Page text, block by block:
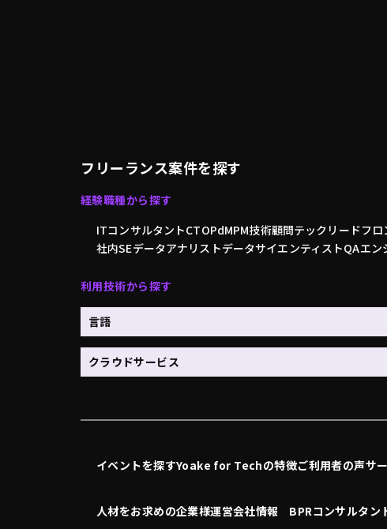
フリーランス案件を探す
経験職種から探す
ITコンサルタントCTOPdMPM技術顧問テックリードフ
社内SEデータアナリストデータサイエンティストQAエン
利用技術から探す
言語
クラウドサービス
イベントを探すYoake for Techの特徴ご利用者の声サ
人材をお求めの企業様運営会社情報 BPRコンサルタン